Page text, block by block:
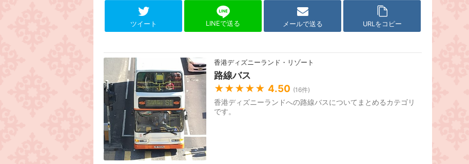
ツイート LINEで送る メールで送る URLをコピー
香港ディズニーランド・リゾート
路線バス
★★★★★ 4.50 (16件)
香港ディズニーランドへの路線バスについてまとめるカテゴリ
です。